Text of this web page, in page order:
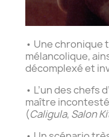
• Une chronique
mélancolique,
décomplexé et
• L’un des chefs
maître
(Caligula, Salon